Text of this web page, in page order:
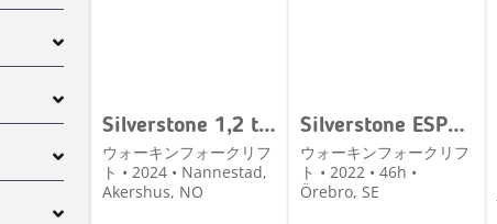
Silverstone 1,2 tonns stabler initialløft 1,6 - 2,7 m LH
ウォーキンフォークリフ
ト • 2024 • Nannestad,
Akershus, NO
Silverstone ESP1240
ウォーキンフォークリフ
ト • 2022 • 46h •
Örebro, SE